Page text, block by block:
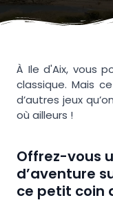
À Ile d'Aix, vous
classique. Mais
d’autres jeux
où ailleurs !
Offrez-vous
d’aventure
ce petit coin